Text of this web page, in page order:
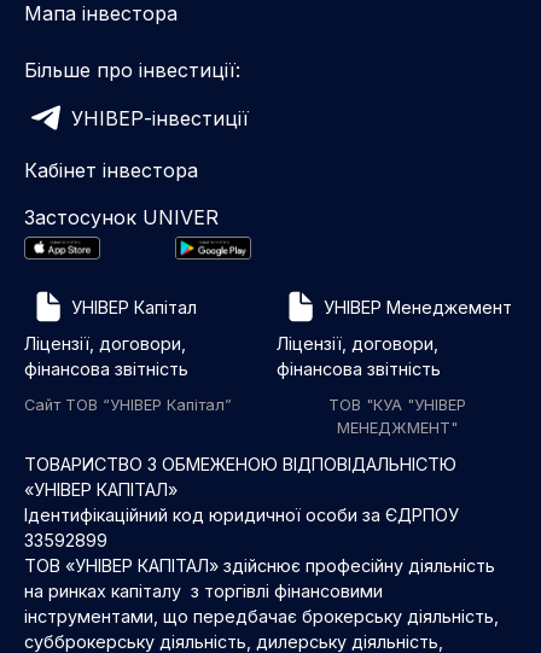
Мапа інвестора
Більше про інвестиції:
УНІВЕР-інвестиції
Кабінет інвестора
Застосунок UNIVER
УНІВЕР Капітал
Ліцензії, договори,
фінансова звітність
Сайт ТОВ “УНІВЕР Капітал”
УНІВЕР Менеджемент
Ліцензії, договори,
фінансова звітність
ТОВ "КУА "УНІВЕР
МЕНЕДЖМЕНТ"
ТОВАРИСТВО З ОБМЕЖЕНОЮ ВІДПОВІДАЛЬНІСТЮ
«УНІВЕР КАПІТАЛ»
Ідентифікаційний код юридичної особи за ЄДРПОУ
33592899
ТОВ «УНІВЕР КАПІТАЛ» здійснює професійну діяльність
на ринках капіталу з торгівлі фінансовими
інструментами, що передбачає брокерську діяльність,
субброкерську діяльність, дилерську діяльність,